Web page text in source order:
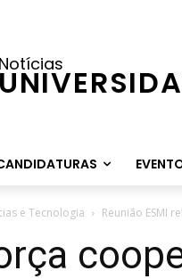
Notícias
e Tecnologia Reunião ESMI